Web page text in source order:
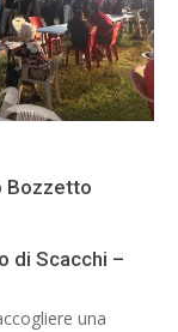
Bozzetto
di Scacchi –
una